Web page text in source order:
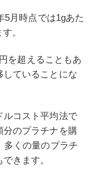
5月時点では1gあた
。
を超えることもあ
していることにな
ルコスト平均法で
分のプラチナを購
多くの量のプラチ
きます。